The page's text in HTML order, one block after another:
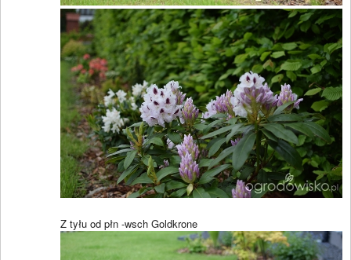
Z tyłu od płn -wsch Goldkrone